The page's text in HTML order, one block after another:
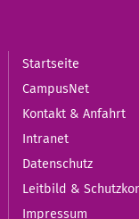
Startseite
CampusNet
Kontakt & Anfahrt
Intranet
Datenschutz
Leitbild &
Impressum